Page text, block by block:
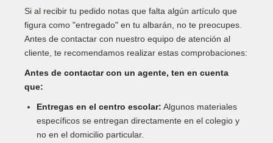
Si al recibir tu pedido notas que falta algún artículo que
figura como "entregado" en tu albarán, no te preocupes.
Antes de contactar con nuestro equipo de atención al
cliente, te recomendamos realizar estas comprobaciones:
Antes de contactar con un agente, ten en cuenta
que:
Entregas en el centro escolar: Algunos materiales
específicos se entregan directamente en el colegio y
no en el domicilio particular.